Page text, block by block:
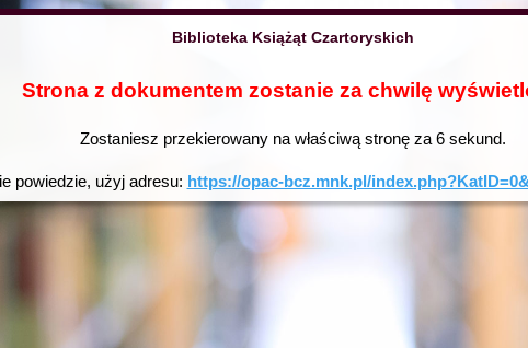
Biblioteka Książąt Czartoryskich
Strona z dokumentem zostanie za chwilę
Zostaniesz przekierowany na właściwą stronę za 6sekund.
powiedzie, użyj adresu: https://opac-bcz.mnk.pl/